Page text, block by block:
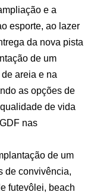
e a
esporte, ao lazer
da nova pista
de um
areia e na
as opções de
de vida
nas
de um
de convivência,
futevôlei, beach